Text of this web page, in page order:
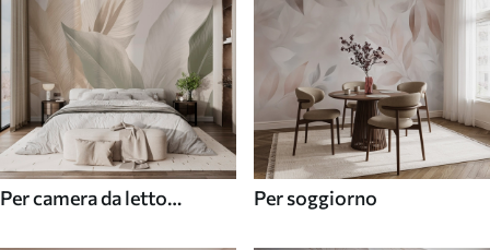
Per camera da letto
Per soggiorno